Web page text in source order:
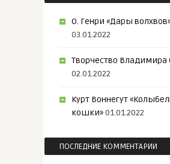
О. Генри «Дары
03.01.2022
Творчество Владимира
02.01.2022
Курт Воннегут
кошки» 01.01.2022
ПОСЛЕДНИЕ КОММЕНТАРИИ